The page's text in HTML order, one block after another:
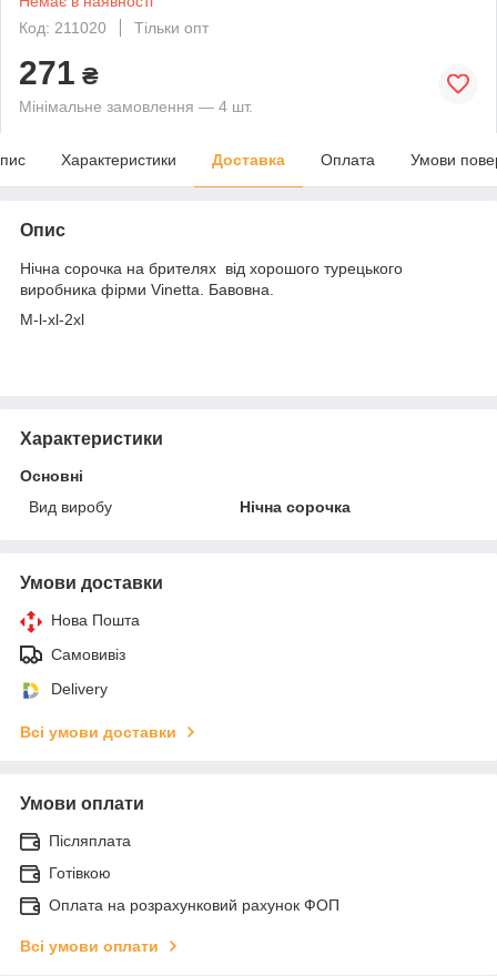
Код: 211020
Тільки опт
271 ₴
Мінімальне замовлення — 4 шт.
Характеристики Доставка Оплата Умови
Опис
Нічна сорочка на брителях від хорошого турецького
виробника фірми Vinetta. Бавовна.
M-l-xl-2xl
Характеристики
Основні
Вид виробу
Нічна сорочка
Умови доставки
Нова Пошта
Самовивіз
Delivery
Всі умови доставки
Умови оплати
Післяплата
Готівкою
Оплата на розрахунковий рахунок ФОП
Всі умови оплати